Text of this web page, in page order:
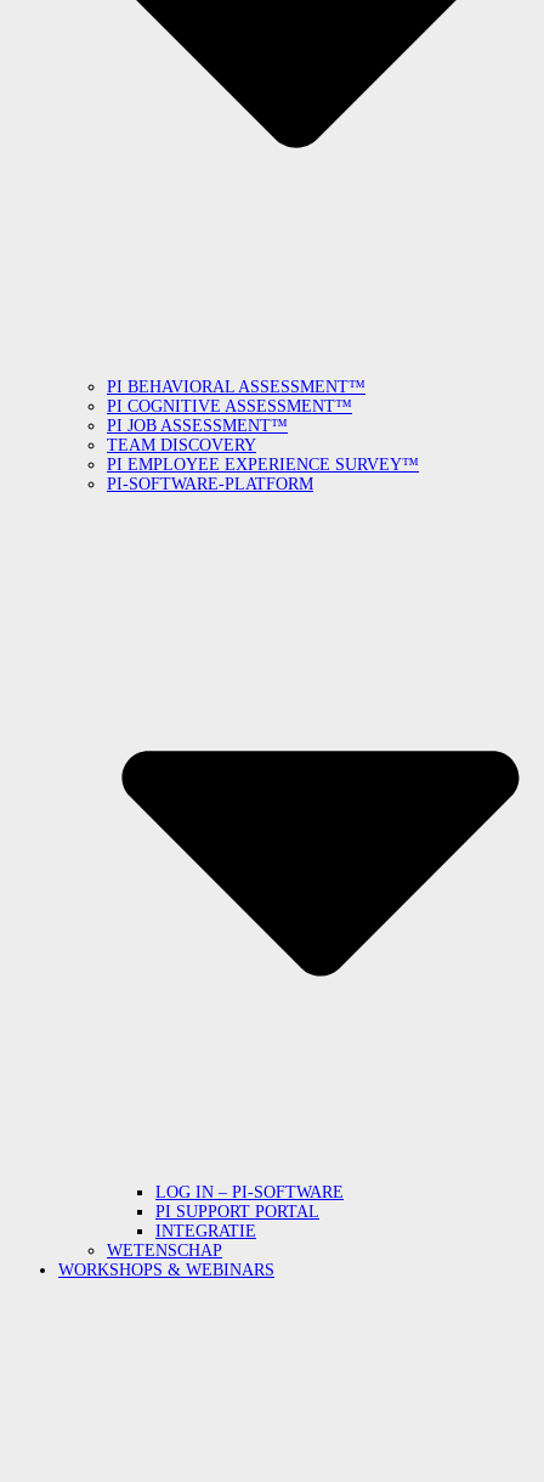
PI BEHAVIORAL ASSESSMENT™
PI COGNITIVE ASSESSMENT™
PI JOB ASSESSMENT™
TEAM DISCOVERY
PI EMPLOYEE EXPERIENCE SURVEY™
PI-SOFTWARE-PLATFORM
LOG IN – PI-SOFTWARE
PI SUPPORT PORTAL
INTEGRATIE
WETENSCHAP
WORKSHOPS & WEBINARS